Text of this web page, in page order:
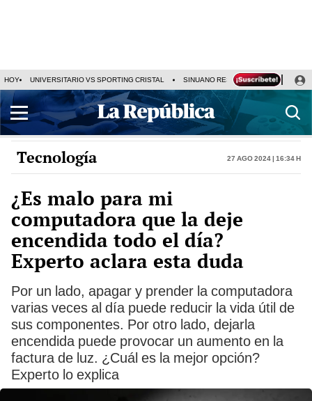
HOY UNIVERSITARIO VS SPORTING CRISTAL SINUANO RESULTADOS HOY
Tecnología 27 Ago 2024 | 16:34 h
¿Es malo para mi
computadora que la deje
encendida todo el día?
Experto aclara esta duda
Por un lado, apagar y prender la computadora
varias veces al día puede reducir la vida útil de
sus componentes. Por otro lado, dejarla
encendida puede provocar un aumento en la
factura de luz. ¿Cuál es la mejor opción?
Experto lo explica